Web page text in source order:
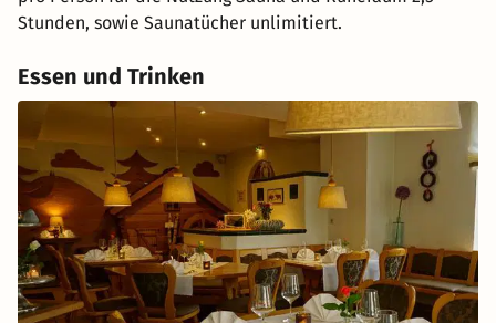
Stunden, sowie Saunatücher unlimitiert.
Essen und Trinken